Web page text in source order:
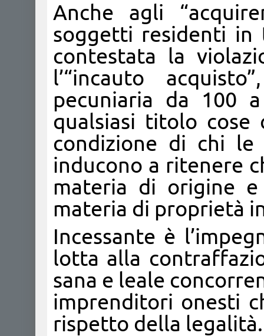
Anche agli
soggetti residenti
contestata la
l’“incauto
pecuniaria da 100
qualsiasi titolo
condizione di chi
inducono a ritenere
materia di origine
materia di proprietà
Incessante è
lotta alla
sana e leale
imprenditori onesti
rispetto della legalità.